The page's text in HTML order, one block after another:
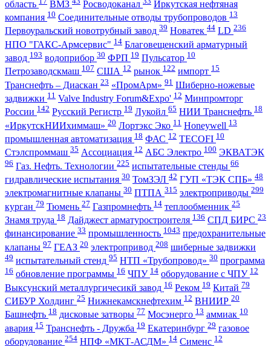
область
ВМЗ Росводоканал
Иркутская нефтяная
компания 10 Соединительные отводы трубопроводов 13
Первоуральский новотрубный завод 39 Новатек 44 LD 236
НПО "ГАКС-Армсервис" 14 Благовещенский арматурный
завод 193 водоприбор 30 ФРП 19 Пульсатор 10
Петрозаводскмаш 107 США 12 рынок 122 импорт 15
Транснефть – Диаскан 23 «ПромАрм» 91 Шиберно-ножевые
задвижки 11 Valve Industry Forum&Expo' 12 Минпромторг
России 142 Русский Регистр 19 Лукойл 65 НИИ Транснефть 18
«ИркутскНИИхиммаш» 20 Лортэкс Эко 11 Honeywell 13
промышленная автоматизация 18 ФАС 12 TECOFI 10
Стэлспроммаш 35 Ассоциация 12 АБС Электро 100 ЭКВАТЭК
96 Газ. Нефть. Технологии 225 испытательные стенды 66
гидравлические испытания 30 ТомЗЭЛ 42 ГУП «ТЭК СПБ» 48
электромагнитные клапаны 30 ПТПА 315 электроприводы 299
курган 79 Тюмень 27 Газпромнефть 14 теплообменник 25
Знамя труда 18 Дайджест арматуростроителя 136 СПД БИРС 23
финансирование 33 промышленность 1043 предохранительные
клапаны 97 ГЕАЗ 20 электропривод 208 шиберные задвижки
49 испытательный стенд 95 НТП «Трубопровод» 30 программа
16 обновление программы 16 ЧПУ 14 оборудование с ЧПУ 12
Выксунский металлургичесикй завод 16 Реком 19 Китай 79
СИБУР Холдинг 25 Нижнекамскнефтехим 12 ВНИИР 20
Башнефть 18 дисковые затворы 77 Мосэнерго 13 аммиак 10
авария 15 Транснефть - Дружба 19 Екатеринбург 29 газовое
оборудование 254 НПФ «МКТ-АСДМ» 14 Сименс 12